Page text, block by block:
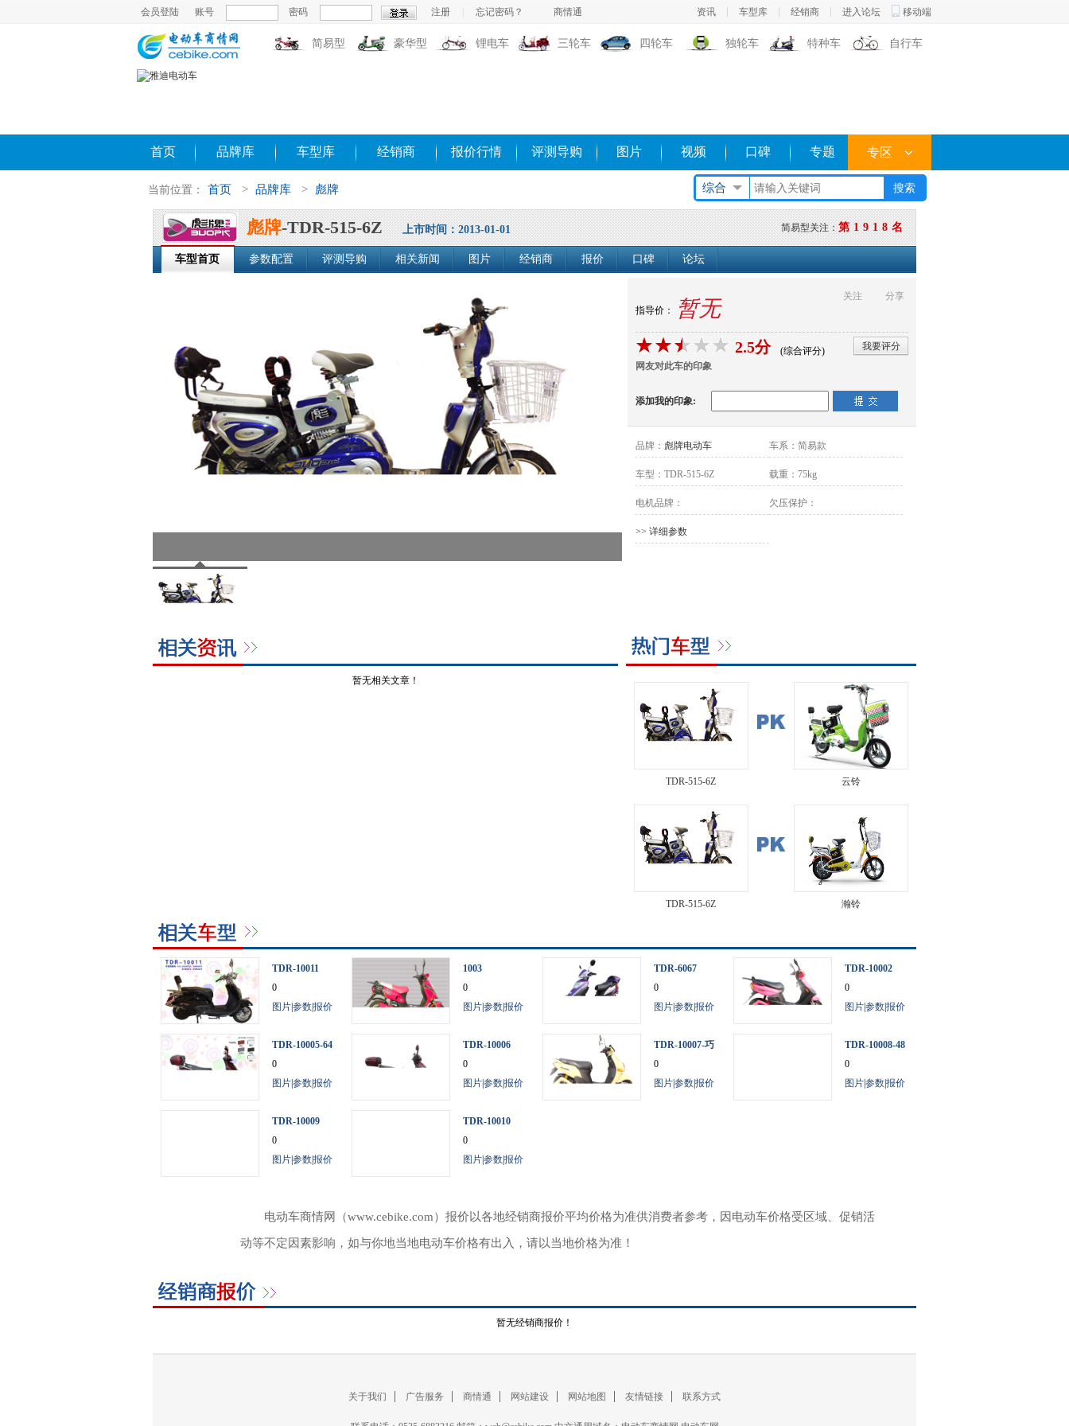
资讯 车型库 经销商 进入论坛 移动端
会员登陆 账号 密码 注册 忘记密码？ 商情通
简易型 豪华型 锂电车 三轮车 四轮车 独轮车 特种车 自行车
首页 品牌库 车型库 经销商 报价行情 评测导购 图片 视频 口碑 专题 专区
综合
当前位置： 首页 > 品牌库 > 彪牌
简易型关注：第1918名
彪牌-TDR-515-6Z 上市时间：2013-01-01
车型首页 参数配置 评测导购 相关新闻 图片 经销商 报价 口碑 论坛
指导价： 暂无 关注 分享
2.5分 (综合评分)
我要评分
网友对此车的印象
添加我的印象:
品牌： 彪牌电动车 车系： 简易款
车型： TDR-515-6Z 载重： 75kg
电机品牌： 欠压保护：
>> 详细参数
暂无相关文章！
TDR-515-6Z 云铃
TDR-515-6Z 瀚铃
TDR-10011
0
图片参数报价
1003
0
图片参数报价
TDR-6067
0
图片参数报价
TDR-10002
0
图片参数报价
TDR-10005-64
V
0
图片参数报价
TDR-10006
0
图片参数报价
TDR-10007-巧
巧二代
0
图片参数报价
TDR-10008-48
电摩
0
图片参数报价
TDR-10009
0
图片参数报价
TDR-10010
0
图片参数报价
电动车商情网（www.cebike.com）报价以各地经销商报价平均价格为准供消费者参考，因电动车价格受区域、促销活
动等不定因素影响，如与你地当地电动车价格有出入，请以当地价格为准！
暂无经销商报价！
关于我们 广告服务 商情通 网站建设 网站地图 友情链接 联系方式